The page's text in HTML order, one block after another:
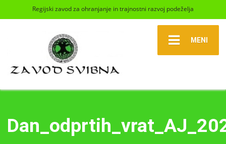
Regijski zavod za ohranjanje in trajnostni razvoj podeželja
MENI